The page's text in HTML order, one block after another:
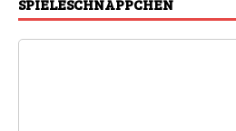
SPIELESCHNÄPPCHEN